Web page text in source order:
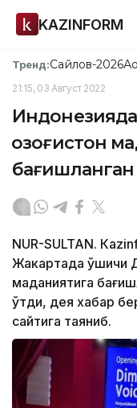
KAZINFORM
Тренд:Сайлов-2026
21:15, 03 Август 2022
Қозоғистон
бағишланган
NUR-SULTAN.
Жакартада қўшиқчи
маданиятига
ўтди, дея хабар
сайтига таяниб.